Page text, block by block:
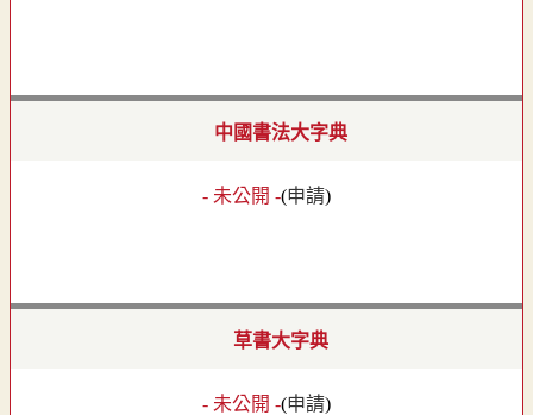
中國書法大字典
- 未公開 -(申請)
草書大字典
- 未公開 -(申請)